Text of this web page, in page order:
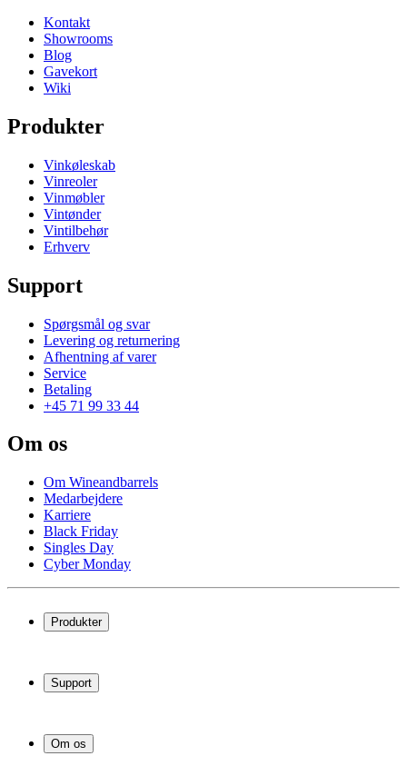
Kontakt
Showrooms
Blog
Gavekort
Wiki
Produkter
Vinkøleskab
Vinreoler
Vinmøbler
Vintønder
Vintilbehør
Erhverv
Support
Spørgsmål og svar
Levering og returnering
Afhentning af varer
Service
Betaling
+45 71 99 33 44
Om os
Om Wineandbarrels
Medarbejdere
Karriere
Black Friday
Singles Day
Cyber Monday
Produkter
Vinreoler
Vinmøbler
Erhverv
Support
Levering og returnering
Afhentning af varer
Om os